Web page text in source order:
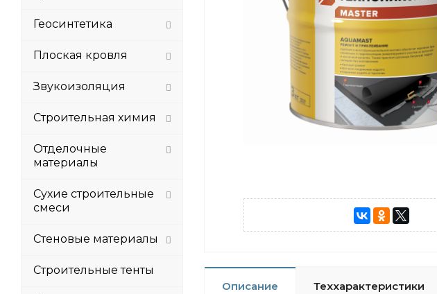
Описание Теххарактеристики
Геосинтетика
Плоская кровля
Звукоизоляция
Строительная химия
Отделочные
материалы
Сухие строительные
смеси
Стеновые материалы
Строительные тенты